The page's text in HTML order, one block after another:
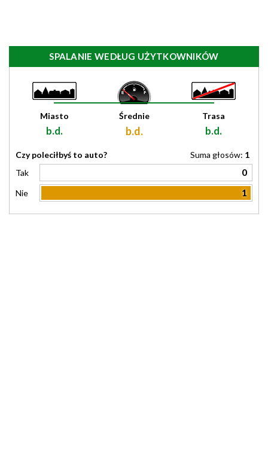
SPALANIE WEDŁUG UŻYTKOWNIKÓW
Miasto
b.d.
Średnie
b.d.
Trasa
b.d.
Czy poleciłbyś to auto? Suma głosów: 1
Tak
0
Nie 1